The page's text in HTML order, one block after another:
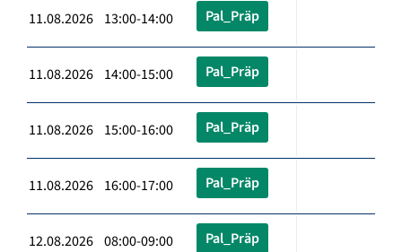
11.08.2026 13:00-14:00 Pal_Präp
11.08.2026 14:00-15:00 Pal_Präp
11.08.2026 15:00-16:00 Pal_Präp
11.08.2026 16:00-17:00 Pal_Präp
12.08.2026 08:00-09:00 Pal_Präp